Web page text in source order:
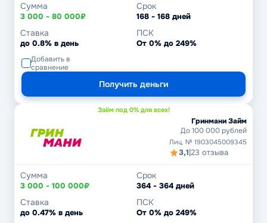
Сумма
3 000 - 80 000₽
Срок
168 - 168 дней
Ставка
до 0.8% в день
ПСК
От 0% до 249%
Добавить в
сравнение
Получить деньги
Заём под 0% для всех!
Гринмани Займ
До 100 000 рублей
Лиц. № 1903045009345
3,1|23 отзыва
Сумма
3 000 - 100 000₽
Срок
364 - 364 дней
Ставка
до 0.47% в день
ПСК
От 0% до 249%